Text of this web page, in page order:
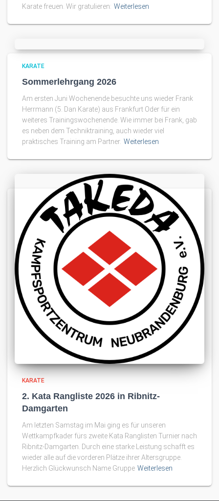
Karate freuen. Wir gratulieren: Weiterlesen
KARATE
Sommerlehrgang 2026
Am ersten Juni Wochenende besuchte uns wieder Frank
Herrmann (5. Dan Karate) aus Frankfurt Oder für ein
weiteres Trainingswochenende. Wie immer bei Frank, gab
es neben dem Techniktraining, auch wieder viel
praktisches Training am Partner. Weiterlesen
KARATE
2. Kata Rangliste 2026 in Ribnitz-
Damgarten
Am letzten Samstag im Mai ging es für unseren
Wettkampfkader fürs zweite Kata Ranglisten Turnier nach
Ribnitz-Damgarten. Durch eine starke Leistung schafft es
wieder alle auf die vorderen Plätze ihrer Altersgruppe.
Herzlich Glückwunsch Name Gruppe Weiterlesen